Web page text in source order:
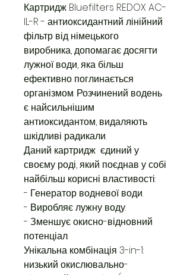
Картридж Bluefilters REDOX AC-
IL-R - антиоксидантний лінійний
фільтр від німецького
виробника, допомагає досягти
лужної води, яка більш
ефективно поглинається
організмом. Розчинений водень
є найсильнішим
антиоксидантом, видаляють
шкідливі радикали.
Даний картридж єдиний у
своєму роді, який поєднав у собі
найбільш корисні властивості:
- Генератор водневої води.
- Виробляє лужну воду.
- Зменшує окисно-відновний
потенціал.
Унікальна комбінація 3-in-1:
низький окислювально-